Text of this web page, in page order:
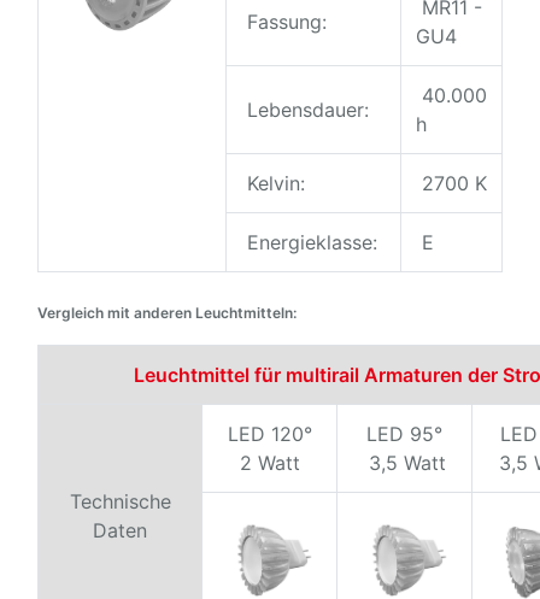
Fassung:
MR11 -
GU4
Lebensdauer:
40.000
h
Kelvin: 2700 K
Energieklasse: E
Vergleich mit anderen Leuchtmitteln:
Leuchtmittel für multirail Armaturen der
Technische
Daten
LED 120°
2 Watt
LED 95°
3,5 Watt
3,5